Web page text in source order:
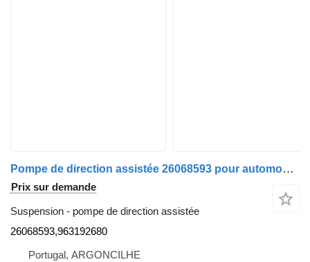
Pompe de direction assistée 26068593 pour automobile Peugeot 306 Caixa/Hatchback | 93 - 01
Prix sur demande
Suspension - pompe de direction assistée
26068593,963192680
Portugal, ARGONCILHE